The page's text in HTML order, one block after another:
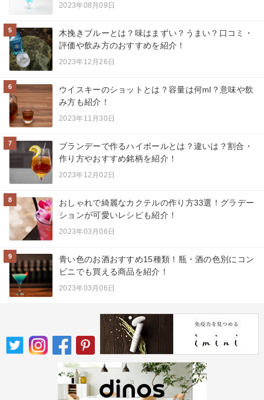
2023年08月09日
5
木挽きブルーとは？味はまずい？うまい？口コミ・
評価や飲み方のおすすめを紹介！
2023年12月26日
6
ウイスキーのショットとは？容量は何ml？意味や飲
み方も紹介！
2023年11月30日
7
ブランデーで作るハイボールとは？違いは？割合・
作り方やおすすめ銘柄を紹介！
2023年12月02日
8
おしゃれで綺麗なカクテルの作り方33選！グラデー
ションが可愛いレシピも紹介！
2023年03月06日
9
青い色のお酒おすすめ15種類！瓶・酒の色別にコン
ビニでも買える商品を紹介！
2023年03月06日